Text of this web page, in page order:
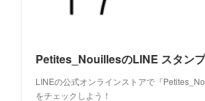
LINEの公式オンラインストアで『
をチェックしよう！